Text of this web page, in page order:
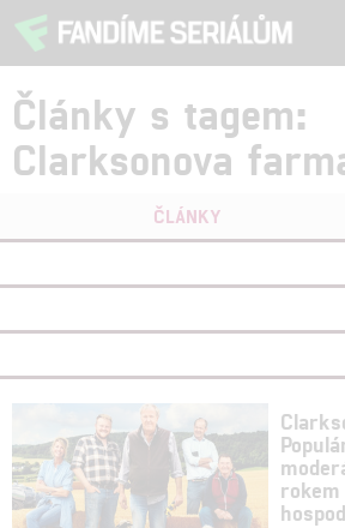
Články s tagem:
Clarksonova
ČLÁNKY
rokem